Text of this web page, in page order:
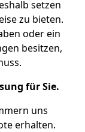
setzen
zu bieten.
oder ein
besitzen,
für Sie.
uns
erhalten.